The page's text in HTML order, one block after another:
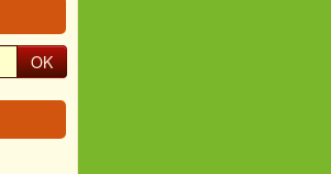
OK